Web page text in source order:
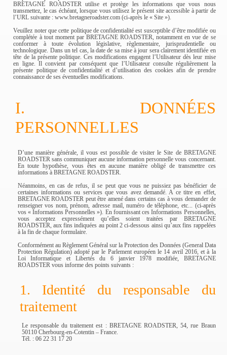
BRETAGNE ROADSTER utilise et protège les informations que vous nous
transmettez, le cas échéant, lorsque vous utilisez le présent site accessible à partir de
l’URL suivante : www.bretagneroadster.com (ci-après le « Site »).
Veuillez noter que cette politique de confidentialité est susceptible d’être modifiée ou
complétée à tout moment par BRETAGNE ROADSTER, notamment en vue de se
conformer à toute évolution législative, règlementaire, jurisprudentielle ou
technologique. Dans un tel cas, la date de sa mise à jour sera clairement identifiée en
tête de la présente politique. Ces modifications engagent l’Utilisateur dès leur mise
en ligne. Il convient par conséquent que l’Utilisateur consulte régulièrement la
présente politique de confidentialité et d’utilisation des cookies afin de prendre
connaissance de ses éventuelles modifications.
I. DONNÉES
PERSONNELLES
D’une manière générale, il vous est possible de visiter le Site de BRETAGNE
ROADSTER sans communiquer aucune information personnelle vous concernant.
En toute hypothèse, vous êtes en aucune manière obligé de transmettre ces
informations à BRETAGNE ROADSTER.
Néanmoins, en cas de refus, il se peut que vous ne puissiez pas bénéficier de
certaines informations ou services que vous avez demandé. A ce titre en effet,
BRETAGNE ROADSTER peut être amené dans certains cas à vous demander de
renseigner vos nom, prénom, adresse mail, numéro de téléphone, etc... (ci-après
vos « Informations Personnelles »). En fournissant ces Informations Personnelles,
vous acceptez expressément qu’elles soient traitées par BRETAGNE
ROADSTER, aux fins indiquées au point 2 ci-dessous ainsi qu’aux fins rappelées
à la fin de chaque formulaire.
Conformément au Règlement Général sur la Protection des Données (General Data
Protection Régulation) adopté par le Parlement européen le 14 avril 2016, et à la
Loi Informatique et Libertés du 6 janvier 1978 modifiée, BRETAGNE
ROADSTER vous informe des points suivants :
1. Identité du responsable du
traitement
Le responsable du traitement est : BRETAGNE ROADSTER, 54, rue Braun
50110 Cherbourg-en-Cotentin – France.
Tél. : 06 22 31 17 20